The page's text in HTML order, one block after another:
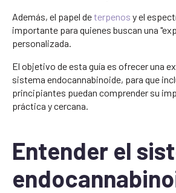
Además, el papel deterpenos y el
importante para quienes buscan una
personalizada.
El objetivo de esta guía es ofrecer una
sistema endocannabinoide, para que
principiantes puedan comprender su
práctica y cercana.
Entender el